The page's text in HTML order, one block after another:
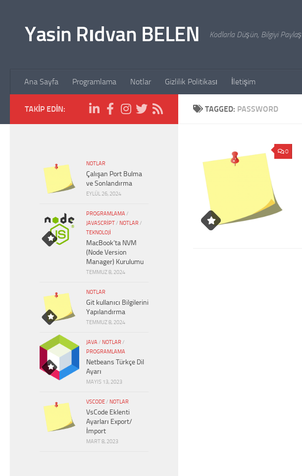
Yasin Rıdvan BELEN Kodlarla Düşün, Bilgiyi Paylaş
Ana Sayfa Programlama Notlar Gizlilik Politikası İletişim
TAGGED: PASSWORD
0
TAKIP EDIN:
NOTLAR
Çalışan Port Bulma
ve Sonlandırma
EYLÜL 26, 2024
PROGRAMLAMA/
JAVASCRIPT/ NOTLAR/
TEKNOLOJI
MacBook’ta NVM
(Node Version
Manager) Kurulumu
TEMMUZ 8, 2024
NOTLAR
Git kullanıcı Bilgilerini
Yapılandırma
TEMMUZ 8, 2024
JAVA/ NOTLAR/
PROGRAMLAMA
Netbeans Türkçe Dil
Ayarı
MAYIS 13, 2023
VSCODE/ NOTLAR
VsCode Eklenti
Ayarları Export/
İmport
MART 8, 2023